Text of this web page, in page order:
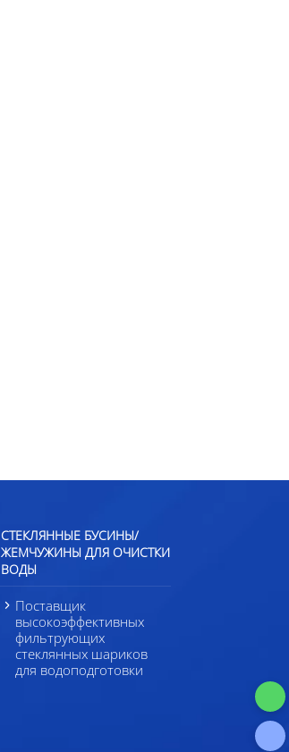
СТЕКЛЯННЫЕ БУСИНЫ/
ЖЕМЧУЖИНЫ ДЛЯ ОЧИСТКИ
ВОДЫ
Поставщик
высокоэффективных
фильтрующих
стеклянных шариков
для водоподготовки